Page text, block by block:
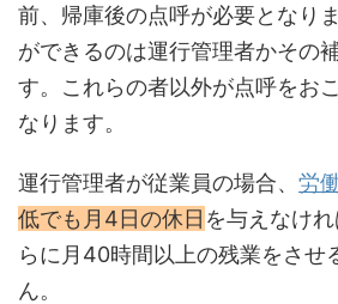
前、帰庫後の点呼が必要となり
ができるのは運行管理者かその
す。これらの者以外が点呼をお
なります。
運行管理者が従業員の場合、 労
低でも月4日の休日 を与えなけ
らに月40時間以上の残業をさせ
ん。